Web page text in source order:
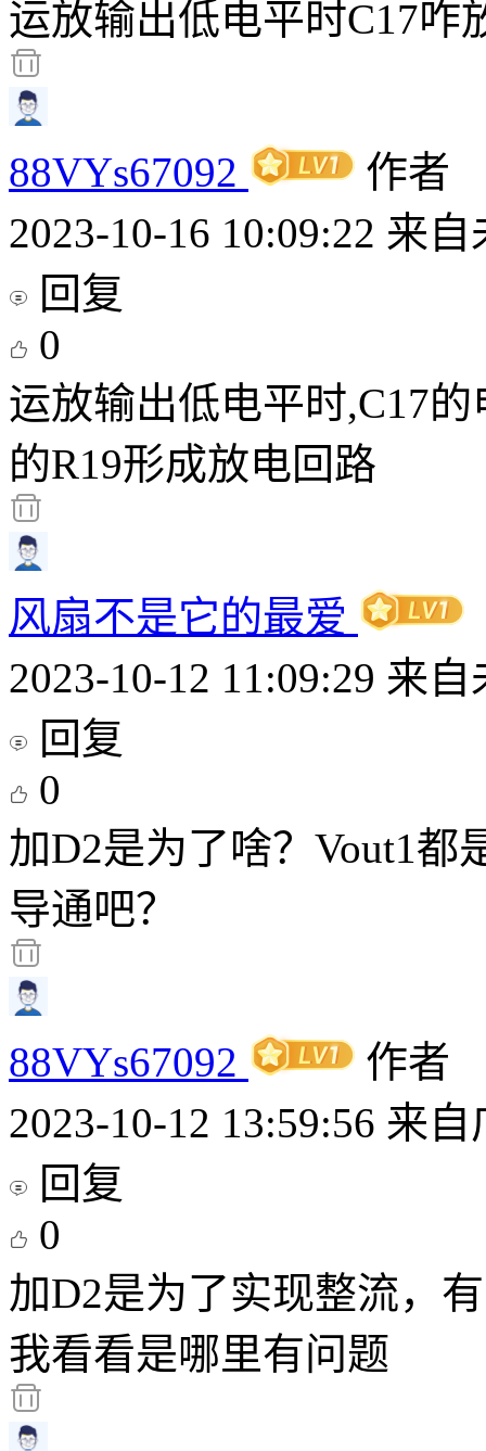
运放输出低电平时C17咋
88VYs67092
作者
2023-10-16 10:09:22 来自
回复
0
运放输出低电平时,C17
的R19形成放电回路
风扇不是它的最爱
2023-10-12 11:09:29 来自
回复
0
加D2是为了啥？Vout1都
导通吧？
88VYs67092
作者
2023-10-12 13:59:56 来自
回复
0
加D2是为了实现整流，
我看看是哪里有问题